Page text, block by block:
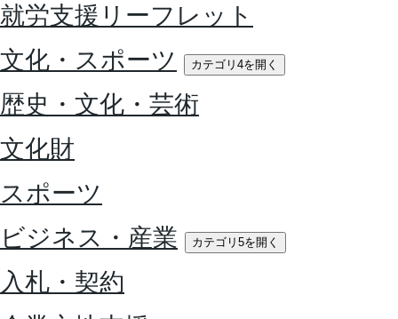
就労支援リーフレット
文化・スポーツ
カテゴリ4を開く
歴史・文化・芸術
文化財
スポーツ
ビジネス・産業
カテゴリ5を開く
入札・契約